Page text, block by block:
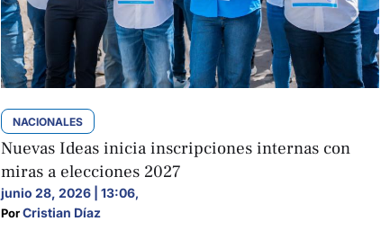
NACIONALES
Nuevas Ideas inicia inscripciones internas con
miras a elecciones 2027
junio 28, 2026 | 13:06,
Por Cristian Díaz